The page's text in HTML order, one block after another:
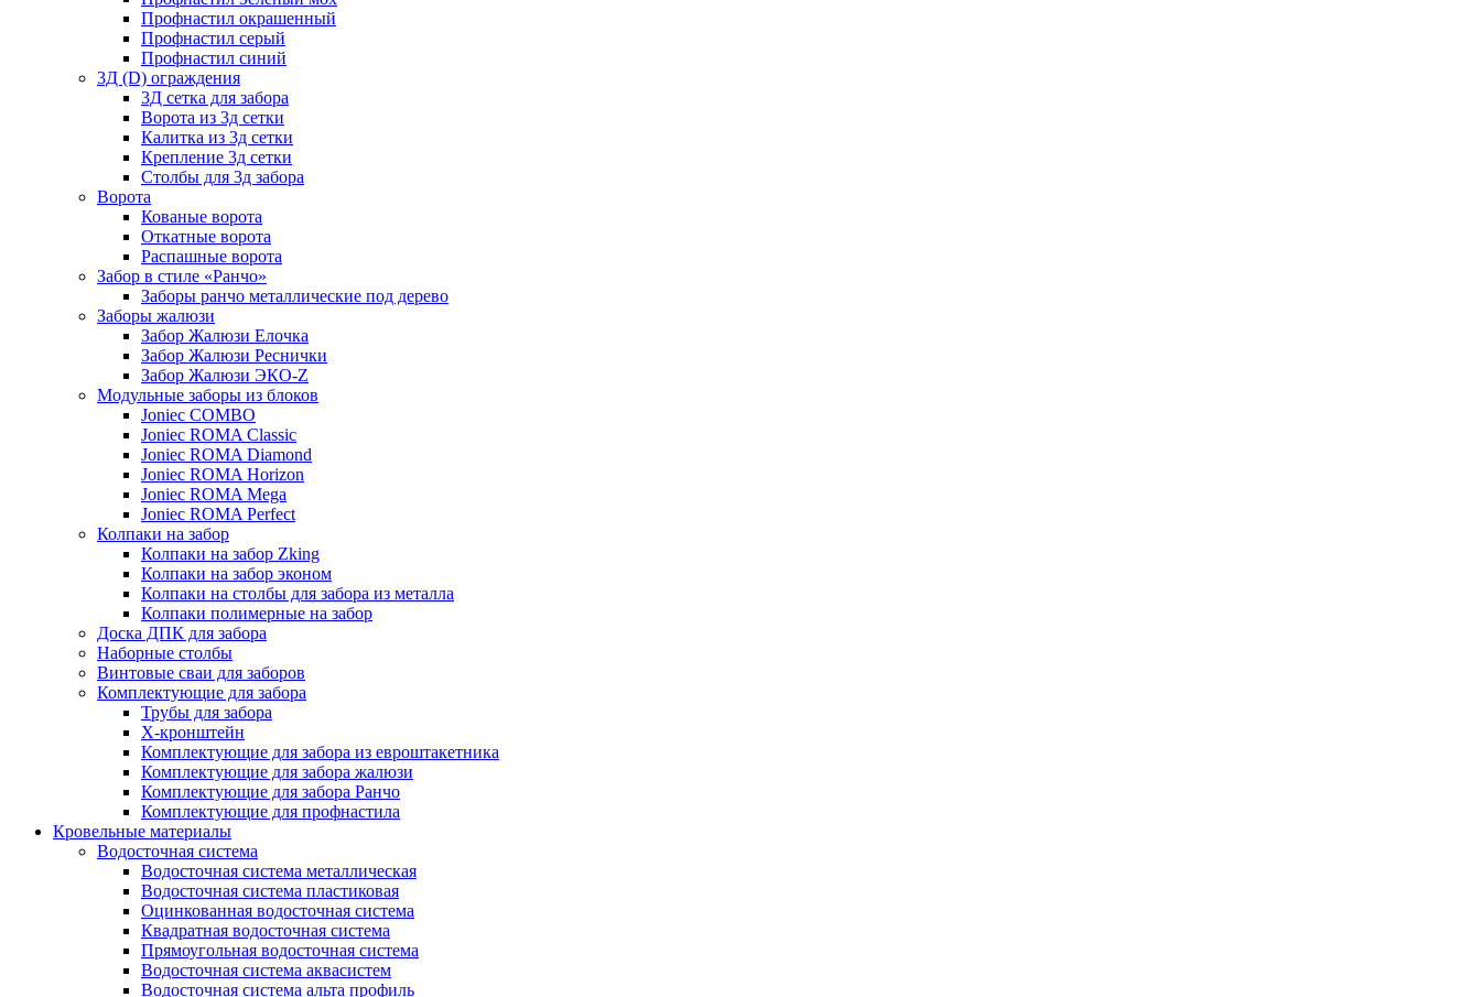
Профнастил окрашенный
Профнастил серый
Профнастил синий
3Д (D) ограждения
3Д сетка для забора
Ворота из 3д сетки
Калитка из 3д сетки
Крепление 3д сетки
Столбы для 3д забора
Ворота
Кованые ворота
Откатные ворота
Распашные ворота
Забор в стиле «Ранчо»
Заборы ранчо металлические под дерево
Заборы жалюзи
Забор Жалюзи Елочка
Забор Жалюзи Реснички
Забор Жалюзи ЭКО-Z
Модульные заборы из блоков
Joniec COMBO
Joniec ROMA Classic
Joniec ROMA Diamond
Joniec ROMA Horizon
Joniec ROMA Mega
Joniec ROMA Perfect
Колпаки на забор
Колпаки на забор Zking
Колпаки на забор эконом
Колпаки на столбы для забора из металла
Колпаки полимерные на забор
Доска ДПК для забора
Наборные столбы
Винтовые сваи для заборов
Комплектующие для забора
Трубы для забора
Х-кронштейн
Комплектующие для забора из евроштакетника
Комплектующие для забора жалюзи
Комплектующие для забора Ранчо
Комплектующие для профнастила
Кровельные материалы
Водосточная система
Водосточная система металлическая
Водосточная система пластиковая
Оцинкованная водосточная система
Квадратная водосточная система
Прямоугольная водосточная система
Водосточная система аквасистем
Водосточная система альта профиль